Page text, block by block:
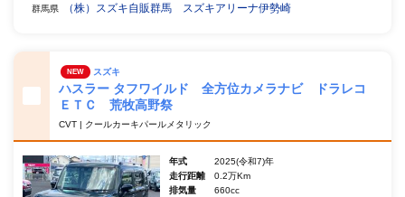
群馬県 （株）スズキ自販群馬 スズキアリーナ伊勢崎
NEW スズキ
ハスラー タフワイルド 全方位カメラナビ ドラレコ
ＥＴＣ 荒牧高野祭
CVT | クールカーキパールメタリック
年式
2025(令和7)年
走行距離
0.2万Km
排気量
660cc